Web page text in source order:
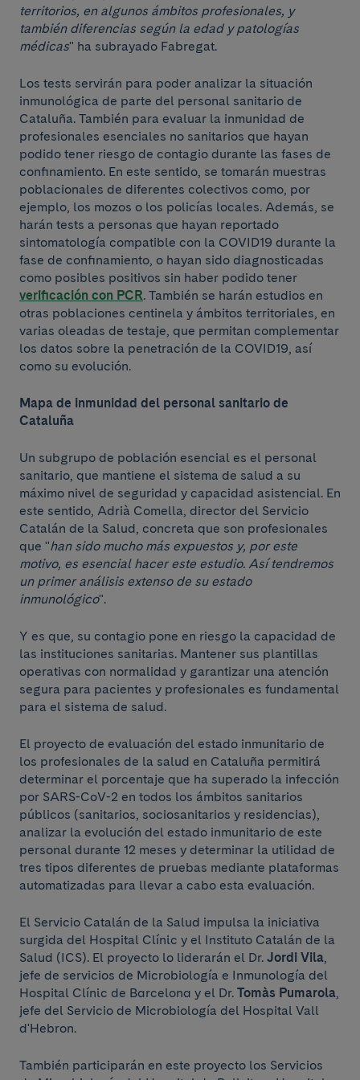
territorios, en algunos ámbitos profesionales, y
también diferencias según la edad y patologías
médicas" ha subrayado Fabregat.
Los tests servirán para poder analizar la situación
inmunológica de parte del personal sanitario de
Cataluña. También para evaluar la inmunidad de
profesionales esenciales no sanitarios que hayan
podido tener riesgo de contagio durante las fases de
confinamiento. En este sentido, se tomarán muestras
poblacionales de diferentes colectivos como, por
ejemplo, los mozos o los policías locales. Además, se
harán tests a personas que hayan reportado
sintomatología compatible con la COVID19 durante la
fase de confinamiento, o hayan sido diagnosticadas
como posibles positivos sin haber podido tener
verificación con PCR. También se harán estudios en
otras poblaciones centinela y ámbitos territoriales, en
varias oleadas de testaje, que permitan complementar
los datos sobre la penetración de la COVID19, así
como su evolución.
Mapa de inmunidad del personal sanitario de
Cataluña
Un subgrupo de población esencial es el personal
sanitario, que mantiene el sistema de salud a su
máximo nivel de seguridad y capacidad asistencial. En
este sentido, Adrià Comella, director del Servicio
Catalán de la Salud, concreta que son profesionales
que "han sido mucho más expuestos y, por este
motivo, es esencial hacer este estudio. Así tendremos
un primer análisis extenso de su estado
inmunológico".
Y es que, su contagio pone en riesgo la capacidad de
las instituciones sanitarias. Mantener sus plantillas
operativas con normalidad y garantizar una atención
segura para pacientes y profesionales es fundamental
para el sistema de salud.
El proyecto de evaluación del estado inmunitario de
los profesionales de la salud en Cataluña permitirá
determinar el porcentaje que ha superado la infección
por SARS-CoV-2 en todos los ámbitos sanitarios
públicos (sanitarios, sociosanitarios y residencias),
analizar la evolución del estado inmunitario de este
personal durante 12 meses y determinar la utilidad de
tres tipos diferentes de pruebas mediante plataformas
automatizadas para llevar a cabo esta evaluación.
El Servicio Catalán de la Salud impulsa la iniciativa
surgida del Hospital Clínic y el Instituto Catalán de la
Salud (ICS). El proyecto lo liderarán el Dr. Jordi Vila
jefe de servicios de Microbiología e Inmunología del
Hospital Clínic de Barcelona y el Dr. Tomàs Pumarola
jefe del Servicio de Microbiología del Hospital Vall
d'Hebron.
También participarán en este proyecto los Servicios